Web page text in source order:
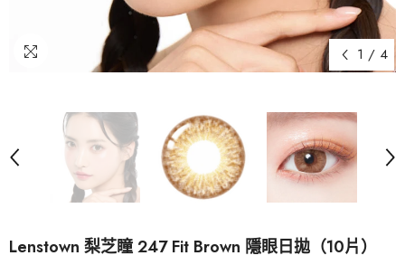
1 / 4
Lenstown 梨芝瞳 247 Fit Brown 隱眼日拋（10片）